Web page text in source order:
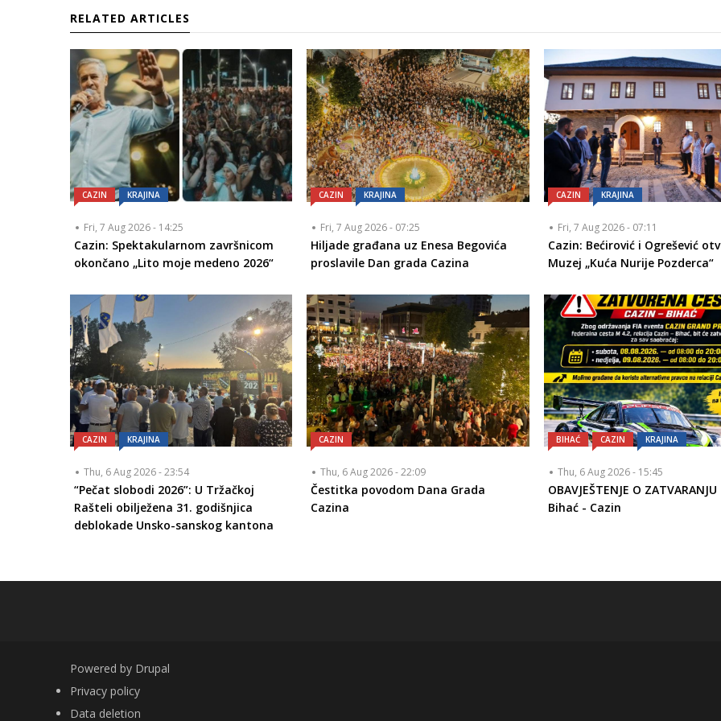
RELATED ARTICLES
CAZIN KRAJINA
Fri, 7 Aug 2026 - 14:25
Cazin: Spektakularnom završnicom
okončano „Lito moje medeno 2026“
CAZIN KRAJINA
Fri, 7 Aug 2026 - 07:25
Hiljade građana uz Enesa Begovića
proslavile Dan grada Cazina
CAZIN KRAJINA
Fri, 7 Aug 2026 - 07:11
Cazin: Bećirović i Ogrešević
Muzej „Kuća Nurije Pozderca“
CAZIN KRAJINA
Thu, 6 Aug 2026 - 23:54
“Pečat slobodi 2026”: U Tržačkoj
Rašteli obilježena 31. godišnjica
deblokade Unsko-sanskog kantona
CAZIN
Thu, 6 Aug 2026 - 22:09
Čestitka povodom Dana Grada
Cazina
BIHAĆ CAZIN KRAJINA
Thu, 6 Aug 2026 - 15:45
OBAVJEŠTENJE O ZATVARANJU
Bihać - Cazin
Powered by Drupal
FOOTER
Privacy policy
Data deletion